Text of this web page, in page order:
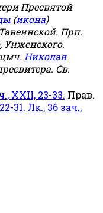
Пресвятой
(икона)
Прп.
Унженского.
Николая
Св.
XXII, 23-33. Прав.
31. Лк., 36 зач.,